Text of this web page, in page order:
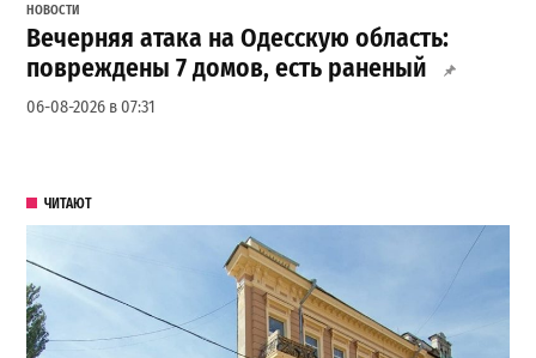
НОВОСТИ
Вечерняя атака на Одесскую область:
повреждены 7 домов, есть раненый
06-08-2026 в 07:31
ЧИТАЮТ